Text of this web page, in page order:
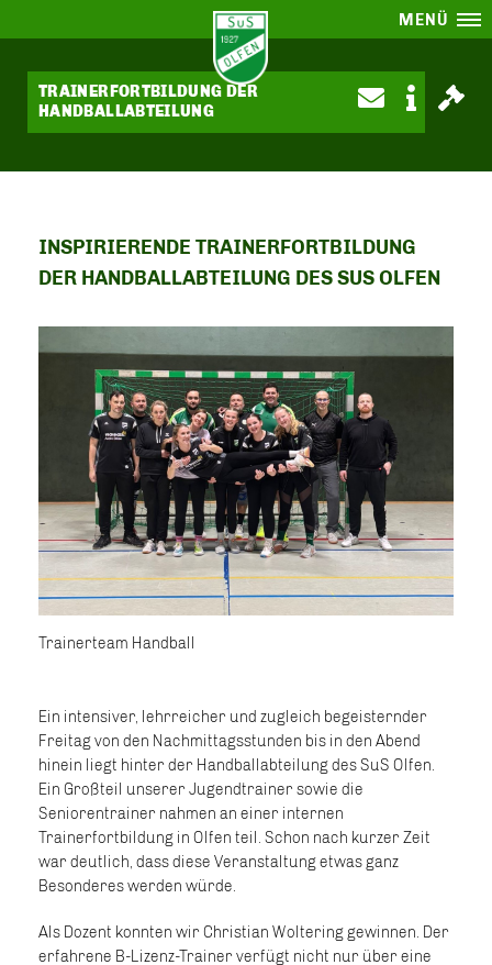
MENÜ
TRAINERFORTBILDUNG DER
HANDBALLABTEILUNG
INSPIRIERENDE TRAINERFORTBILDUNG
DER HANDBALLABTEILUNG DES SUS OLFEN
Trainerteam Handball
Ein intensiver, lehrreicher und zugleich begeisternder
Freitag von den Nachmittagsstunden bis in den Abend
hinein liegt hinter der Handballabteilung des SuS Olfen.
Ein Großteil unserer Jugendtrainer sowie die
Seniorentrainer nahmen an einer internen
Trainerfortbildung in Olfen teil. Schon nach kurzer Zeit
war deutlich, dass diese Veranstaltung etwas ganz
Besonderes werden würde.
Als Dozent konnten wir Christian Woltering gewinnen. Der
erfahrene B-Lizenz-Trainer verfügt nicht nur über eine